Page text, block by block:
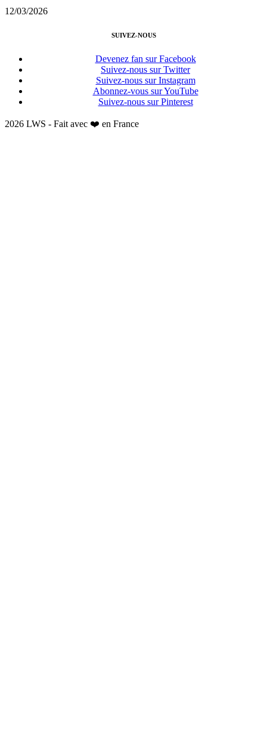
12/03/2026
SUIVEZ-NOUS
Devenez fan sur Facebook
Suivez-nous sur Twitter
Suivez-nous sur Instagram
Abonnez-vous sur YouTube
Suivez-nous sur Pinterest
2026 LWS - Fait avec ❤️ en France